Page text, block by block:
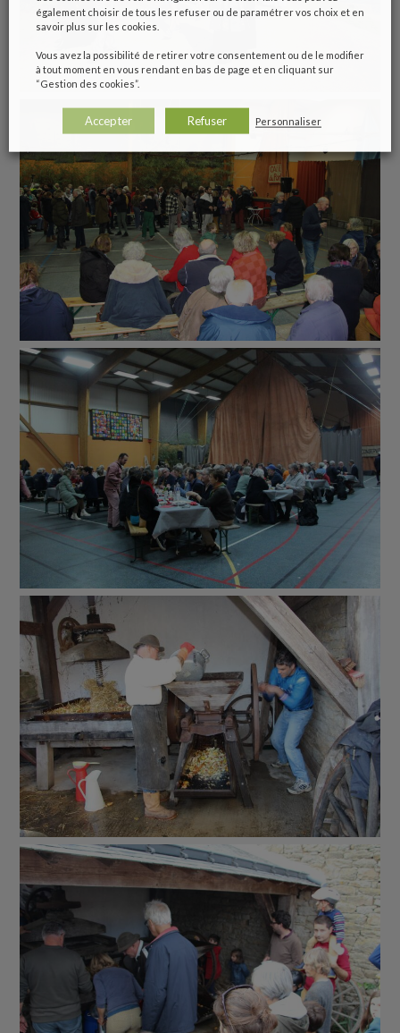
également choisir de tous les refuser ou de paramétrer vos choix et en
savoir plus sur les cookies.
Vous avez la possibilité de retirer votre consentement ou de le modifier
à tout moment en vous rendant en bas de page et en cliquant sur
“Gestion des cookies”.
Accepter Refuser Personnaliser